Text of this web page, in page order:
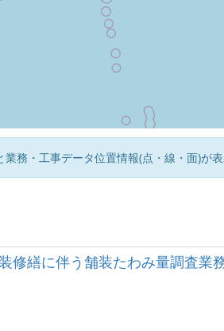
務・工事データ位置情報(点・線・面)が表
修繕に伴う舗装たわみ量調査業